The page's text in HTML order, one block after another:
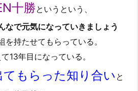
十勝というという、
なで元気になっていきましょう
を持たせてもらっている。
13年目になっている。
もらった知り合い と